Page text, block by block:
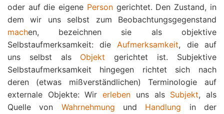
oder auf die eigene Person gerichtet. Den Zustand, in
dem wir uns selbst zum Beobachtungsgegenstand
machen, bezeichnen sie als objektive
Selbstaufmerksamkeit: dieAufmerksamkeit, die auf
uns selbst als Objekt gerichtet ist. Subjektive
Selbstaufmerksamkeit hingegen richtet sich nach
deren (etwas mißverständlichen) Terminologie auf
externale Objekte: Wirerleben uns als Subjekt, als
Quelle von Wahrnehmung und Handlung in der